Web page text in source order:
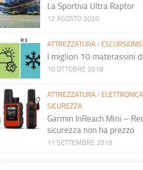
La Sportiva Ultra Raptor
12 AGOSTO 2020
ATTREZZATURA/
I migliori 10 materassini
10 OTTOBRE 2018
ATTREZZATURA/ ELETTRONICA
SICUREZZA
Garmin InReach Mini –
sicurezza non ha prezzo
11 SETTEMBRE 2018